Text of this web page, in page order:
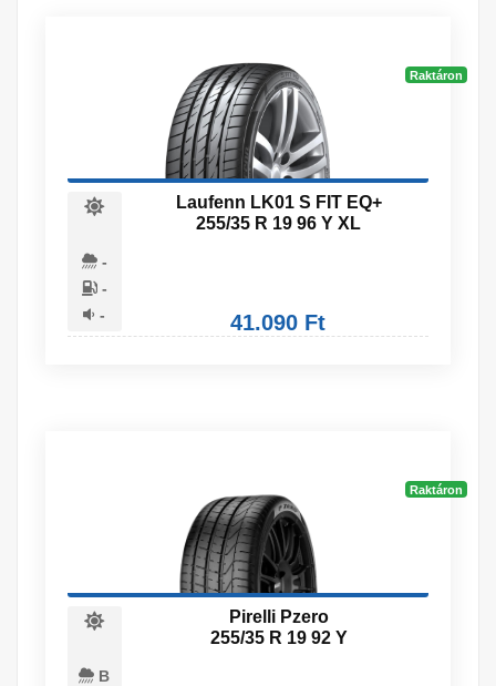
Raktáron
-
-
-
Laufenn LK01 S FIT EQ+
255/35 R 19 96 Y XL
41.090 Ft
Raktáron
B
Pirelli Pzero
255/35 R 19 92 Y